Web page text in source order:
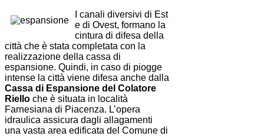
I canali diversivi di Est
e di Ovest, formano la
cintura di difesa della
città che è stata completata con la
realizzazione della cassa di
espansione. Quindi, in caso di piogge
intense la città viene difesa anche dalla
Cassa di Espansione del Colatore
Riello che è situata in località
Farnesiana di Piacenza. L’opera
idraulica assicura dagli allagamenti
una vasta area edificata del Comune di